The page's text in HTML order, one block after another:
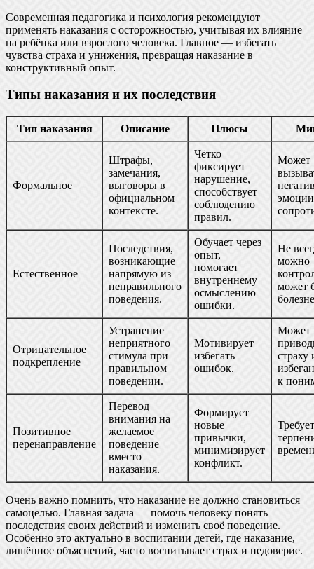
Современная педагогика и психология рекомендуют
применять наказания с осторожностью, учитывая их влияние
на ребёнка или взрослого человека. Главное — избегать
чувства страха и унижения, превращая наказание в
конструктивный опыт.
Типы наказания и их последствия
Тип наказания Описание Плюсы
Формальное
Штрафы,
замечания,
выговоры в
официальном
контексте.
Чётко
фиксирует
нарушение,
способствует
соблюдению
правил.
Может
Естественное
Последствия,
возникающие
напрямую из
неправильного
поведения.
Обучает через
опыт,
помогает
внутреннему
осмыслению
ошибки.
Не
можно
может
Отрицательное
подкрепление
Устранение
неприятного
стимула при
правильном
поведении.
Мотивирует
избегать
ошибок.
Может
страху
к
Позитивное
перенаправление
Перевод
внимания на
желаемое
поведение
вместо
наказания.
Формирует
новые
привычки,
минимизирует
конфликт.
Требует
Очень важно помнить, что наказание не должно становиться
самоцелью. Главная задача — помочь человеку понять
последствия своих действий и изменить своё поведение.
Особенно это актуально в воспитании детей, где наказание,
лишённое объяснений, часто воспитывает страх и недоверие.